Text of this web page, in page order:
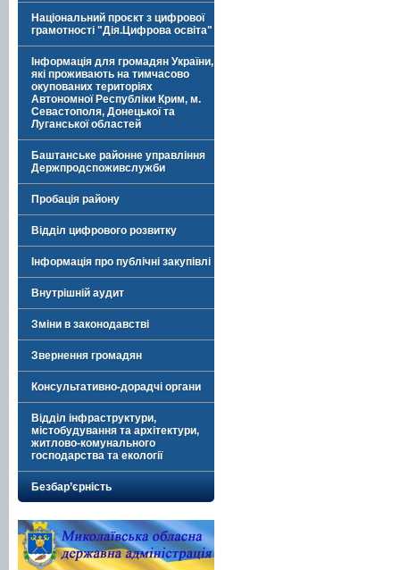
Національний проєкт з цифрової
грамотності "Дія.Цифрова освіта"
Інформація для громадян України,
які проживають на тимчасово
окупованих територіях
Автономної Республіки Крим, м.
Севастополя, Донецької та
Луганської областей
Баштанське районне управління
Держпродспоживслужби
Пробація району
Відділ цифрового розвитку
Інформація про публічні закупівлі
Внутрішній аудит
Зміни в законодавстві
Звернення громадян
Консультативно-дорадчі органи
Відділ інфраструктури,
містобудування та архітектури,
житлово-комунального
господарства та екології
Безбар’єрність